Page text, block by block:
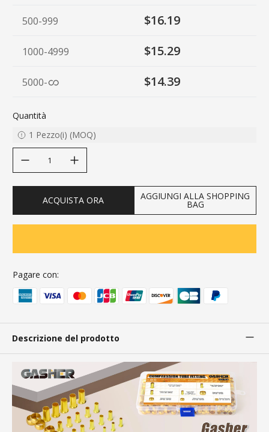
500-999 $16.19
1000-4999 $15.29
5000- $14.39
Quantità
1 Pezzo(i) (MOQ)
ACQUISTA ORA AGGIUNGI ALLA SHOPPING
BAG
Pagare con:
Descrizione del prodotto